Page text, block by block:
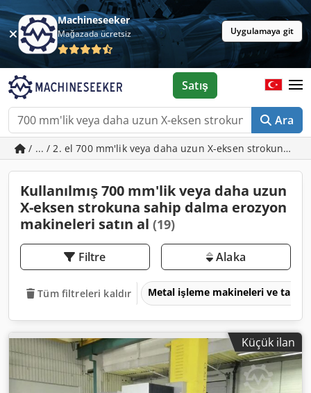
Machineseeker
Mağazada ücretsiz Uygulamaya git
Ara
Satış
/ ... / 2. el 700 mm'lik veya daha uzun X-eksen strokuna
Kullanılmış 700 mm'lik veya daha uzun
X-eksen strokuna sahip dalma erozyon
makineleri satın al (19)
Filtre Alaka
Tüm filtreleri kaldır Metal işleme makineleri ve
Küçük ilan